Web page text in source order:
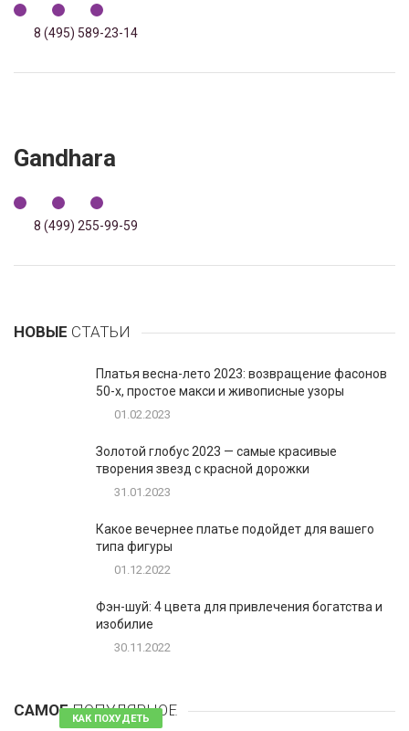
8 (495) 589-23-14
Gandhara
8 (499) 255-99-59
НОВЫЕ СТАТЬИ
Платья весна-лето 2023: возвращение фасонов
50-х, простое макси и живописные узоры
01.02.2023
Золотой глобус 2023 — самые красивые
творения звезд с красной дорожки
31.01.2023
Какое вечернее платье подойдет для вашего
типа фигуры
01.12.2022
Фэн-шуй: 4 цвета для привлечения богатства и
изобилие
30.11.2022
САМОЕПОПУЛЯРНОЕ
КАК ПОХУДЕТЬ 81 комментарий